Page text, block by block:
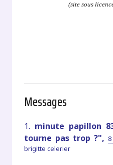
(site sous
Messages
1. minute papillon
tourne pas trop ?",
brigitte celerier